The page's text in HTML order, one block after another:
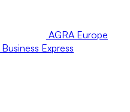
AGRA Europe
Business Express